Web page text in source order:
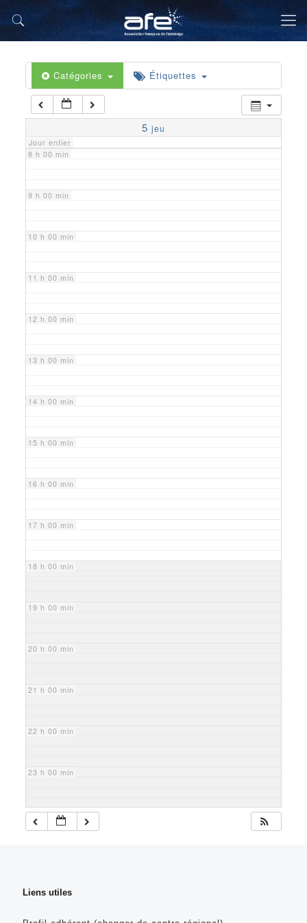
Catégories Étiquettes
5 jeu
Jour entier
5 h 00 min
6 h 00 min
7 h 00 min
8 h 00 min
9 h 00 min
10 h 00 min
11 h 00 min
12 h 00 min
13 h 00 min
14 h 00 min
15 h 00 min
16 h 00 min
17 h 00 min
18 h 00 min
19 h 00 min
20 h 00 min
21 h 00 min
22 h 00 min
23 h 00 min
Liens utiles